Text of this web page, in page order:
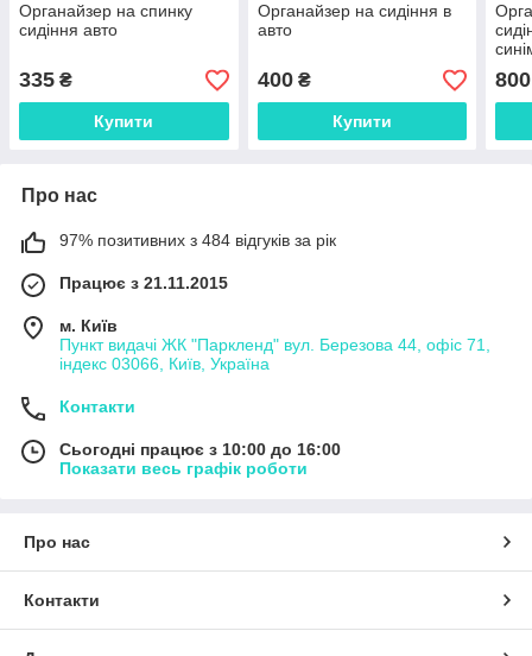
Органайзер на спинку
сидіння авто
335 ₴
Купити
Органайзер на сидіння в
авто
400₴
Купити
800
Про нас
97% позитивних з 484 відгуків за рік
Працює з 21.11.2015
м. Київ
Пункт видачі ЖК "Паркленд" вул. Березова 44, офіс 71,
індекс 03066, Київ, Україна
Контакти
Сьогодні працює з 10:00 до 16:00
Показати весь графік роботи
Про нас
Контакти